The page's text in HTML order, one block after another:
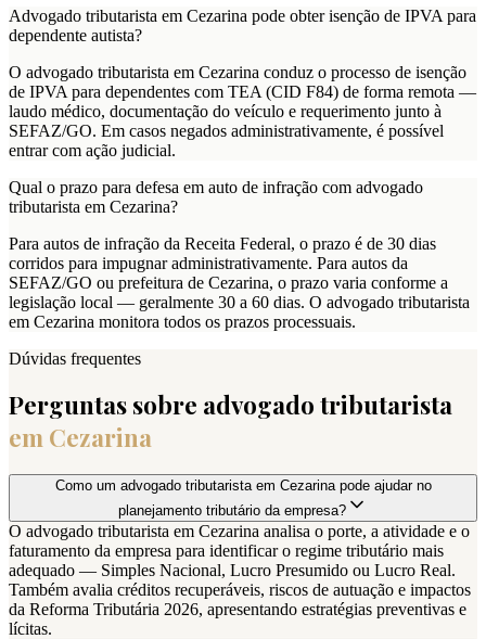
Advogado tributarista em Cezarina pode obter isenção de IPVA para
dependente autista?
O advogado tributarista em Cezarina conduz o processo de isenção
de IPVA para dependentes com TEA (CID F84) de forma remota —
laudo médico, documentação do veículo e requerimento junto à
SEFAZ/GO. Em casos negados administrativamente, é possível
entrar com ação judicial.
Qual o prazo para defesa em auto de infração com advogado
tributarista em Cezarina?
Para autos de infração da Receita Federal, o prazo é de 30 dias
corridos para impugnar administrativamente. Para autos da
SEFAZ/GO ou prefeitura de Cezarina, o prazo varia conforme a
legislação local — geralmente 30 a 60 dias. O advogado tributarista
em Cezarina monitora todos os prazos processuais.
Dúvidas frequentes
Perguntas sobre advogado tributarista
em Cezarina
Como um advogado tributarista em Cezarina pode ajudar no
planejamento tributário da empresa?
O advogado tributarista em Cezarina analisa o porte, a atividade e o
faturamento da empresa para identificar o regime tributário mais
adequado — Simples Nacional, Lucro Presumido ou Lucro Real.
Também avalia créditos recuperáveis, riscos de autuação e impactos
da Reforma Tributária 2026, apresentando estratégias preventivas e
lícitas.